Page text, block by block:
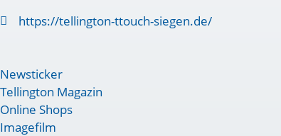
https://tellington-ttouch-siegen.de/
Newsticker
Tellington Magazin
Online Shops
Imagefilm